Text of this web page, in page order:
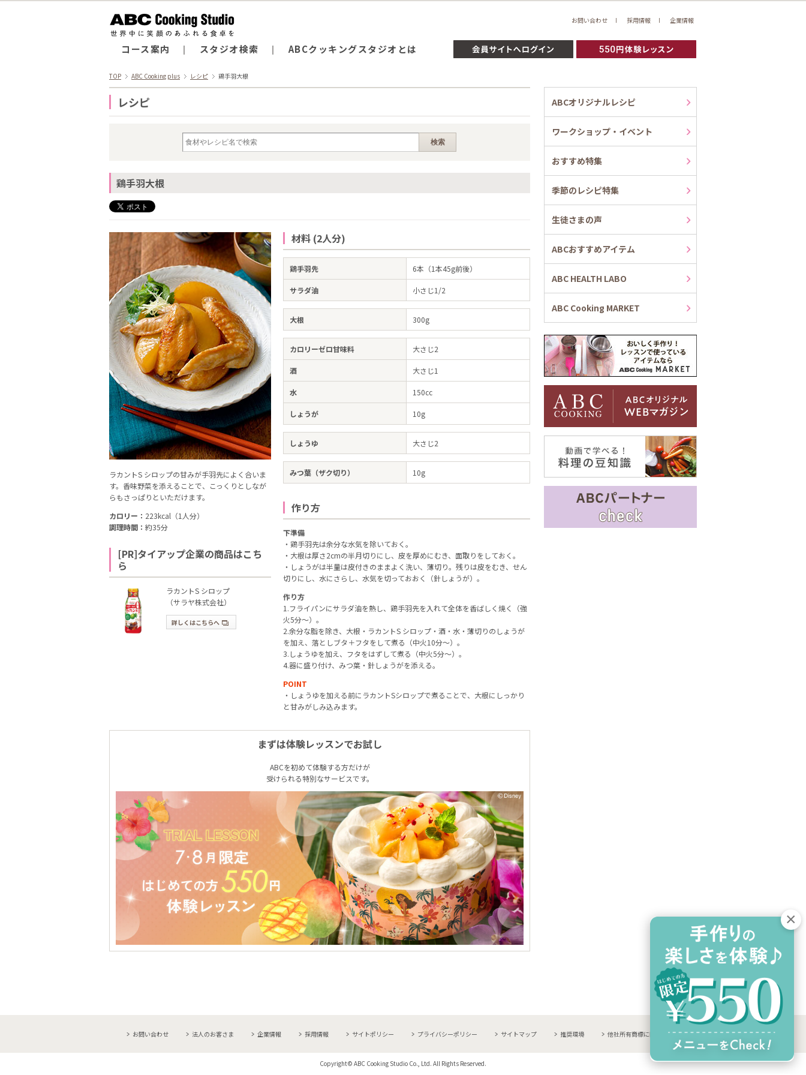
コース案内 スタジオ検索 ABCクッキングスタジオとは
お問い合わせ 採用情報 企業情報
TOP ABC Cooking plus レシピ 鶏手羽大根
レシピ
鶏手羽大根
ラカントS シロップの甘みが手羽先によく合いま
す。香味野菜を添えることで、こっくりとしなが
らもさっぱりといただけます。
カロリー： 223kcal（1人分）
調理時間： 約35分
[PR]タイアップ企業の商品はこち
ら
ラカントS シロップ
（サラヤ株式会社）
詳しくはこちらへ
材料 (2人分)
鶏手羽先 6本（1本45g前後）
サラダ油 小さじ1/2
大根 300g
カロリーゼロ甘味料 大さじ2
酒 大さじ1
水 150cc
しょうが 10g
しょうゆ 大さじ2
みつ葉（ザク切り） 10g
作り方
下準備
・鶏手羽先は余分な水気を除いておく。
・大根は厚さ2cmの半月切りにし、皮を厚めにむき、面取りをしておく。
・しょうがは半量は皮付きのままよく洗い、薄切り。残りは皮をむき、せん
切りにし、水にさらし、水気を切っておおく（針しょうが）。
作り方
1.フライパンにサラダ油を熱し、鶏手羽先を入れて全体を香ばしく焼く（強
火5分～）。
2.余分な脂を除き、大根・ラカントS シロップ・酒・水・薄切りのしょうが
を加え、落としブタ＋フタをして煮る（中火10分～）。
3.しょうゆを加え、フタをはずして煮る（中火5分～）。
4.器に盛り付け、みつ葉・針しょうがを添える。
POINT
・しょうゆを加える前にラカントSシロップで煮ることで、大根にしっかり
と甘みがしみ込みます。
まずは体験レッスンでお試し
ABCを初めて体験する方だけが
受けられる特別なサービスです。
ABCオリジナルレシピ
ワークショップ・イベント
おすすめ特集
季節のレシピ特集
生徒さまの声
ABCおすすめアイテム
ABC HEALTH LABO
ABC Cooking MARKET
お問い合わせ 法人のお客さま 企業情報 採用情報 サイトポリシー プライバシーポリシー サイトマップ 推奨環境 他社所有商標に関する表示
Copyright© ABC Cooking Studio Co., Ltd. All Rights Reserved.